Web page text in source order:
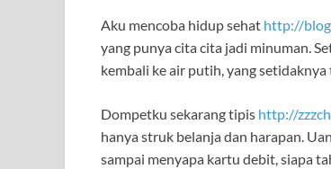
Aku mencoba hidup sehat http://
yang punya cita cita jadi minuman.
kembali ke air putih, yang
Dompetku sekarang tipis http://
hanya struk belanja dan harapan.
sampai menyapa kartu debit, siapa